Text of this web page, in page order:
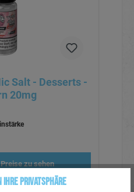
Salt - Desserts -
20mg
zu sehen
Privatsphäre